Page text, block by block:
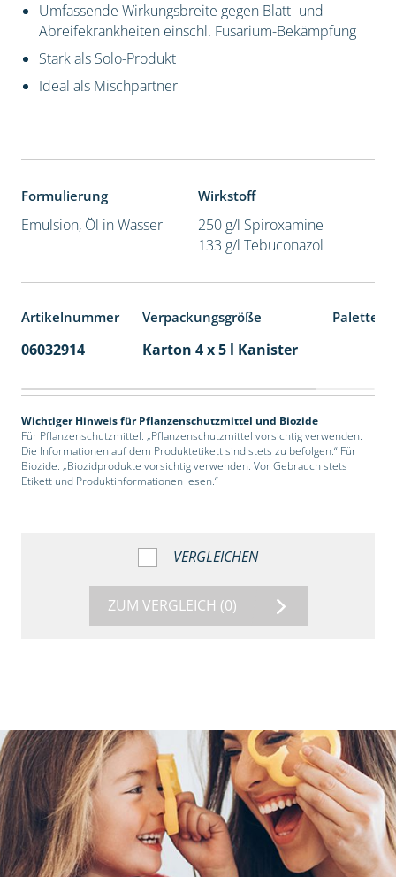
Umfassende Wirkungsbreite gegen Blatt- und
Abreifekrankheiten einschl. Fusarium-Bekämpfung
Stark als Solo-Produkt
Ideal als Mischpartner
Formulierung
Emulsion, Öl in Wasser
Wirkstoff
250 g/l Spiroxamine
133 g/l Tebuconazol
Artikelnummer Verpackungsgröße
06032914 Karton 4 x 5 l Kanister
Wichtiger Hinweis für Pflanzenschutzmittel und Biozide
Für Pflanzenschutzmittel: „Pflanzenschutzmittel vorsichtig verwenden.
Die Informationen auf dem Produktetikett sind stets zu befolgen.“ Für
Biozide: „Biozidprodukte vorsichtig verwenden. Vor Gebrauch stets
Etikett und Produktinformationen lesen.“
VERGLEICHEN
ZUM VERGLEICH (0)